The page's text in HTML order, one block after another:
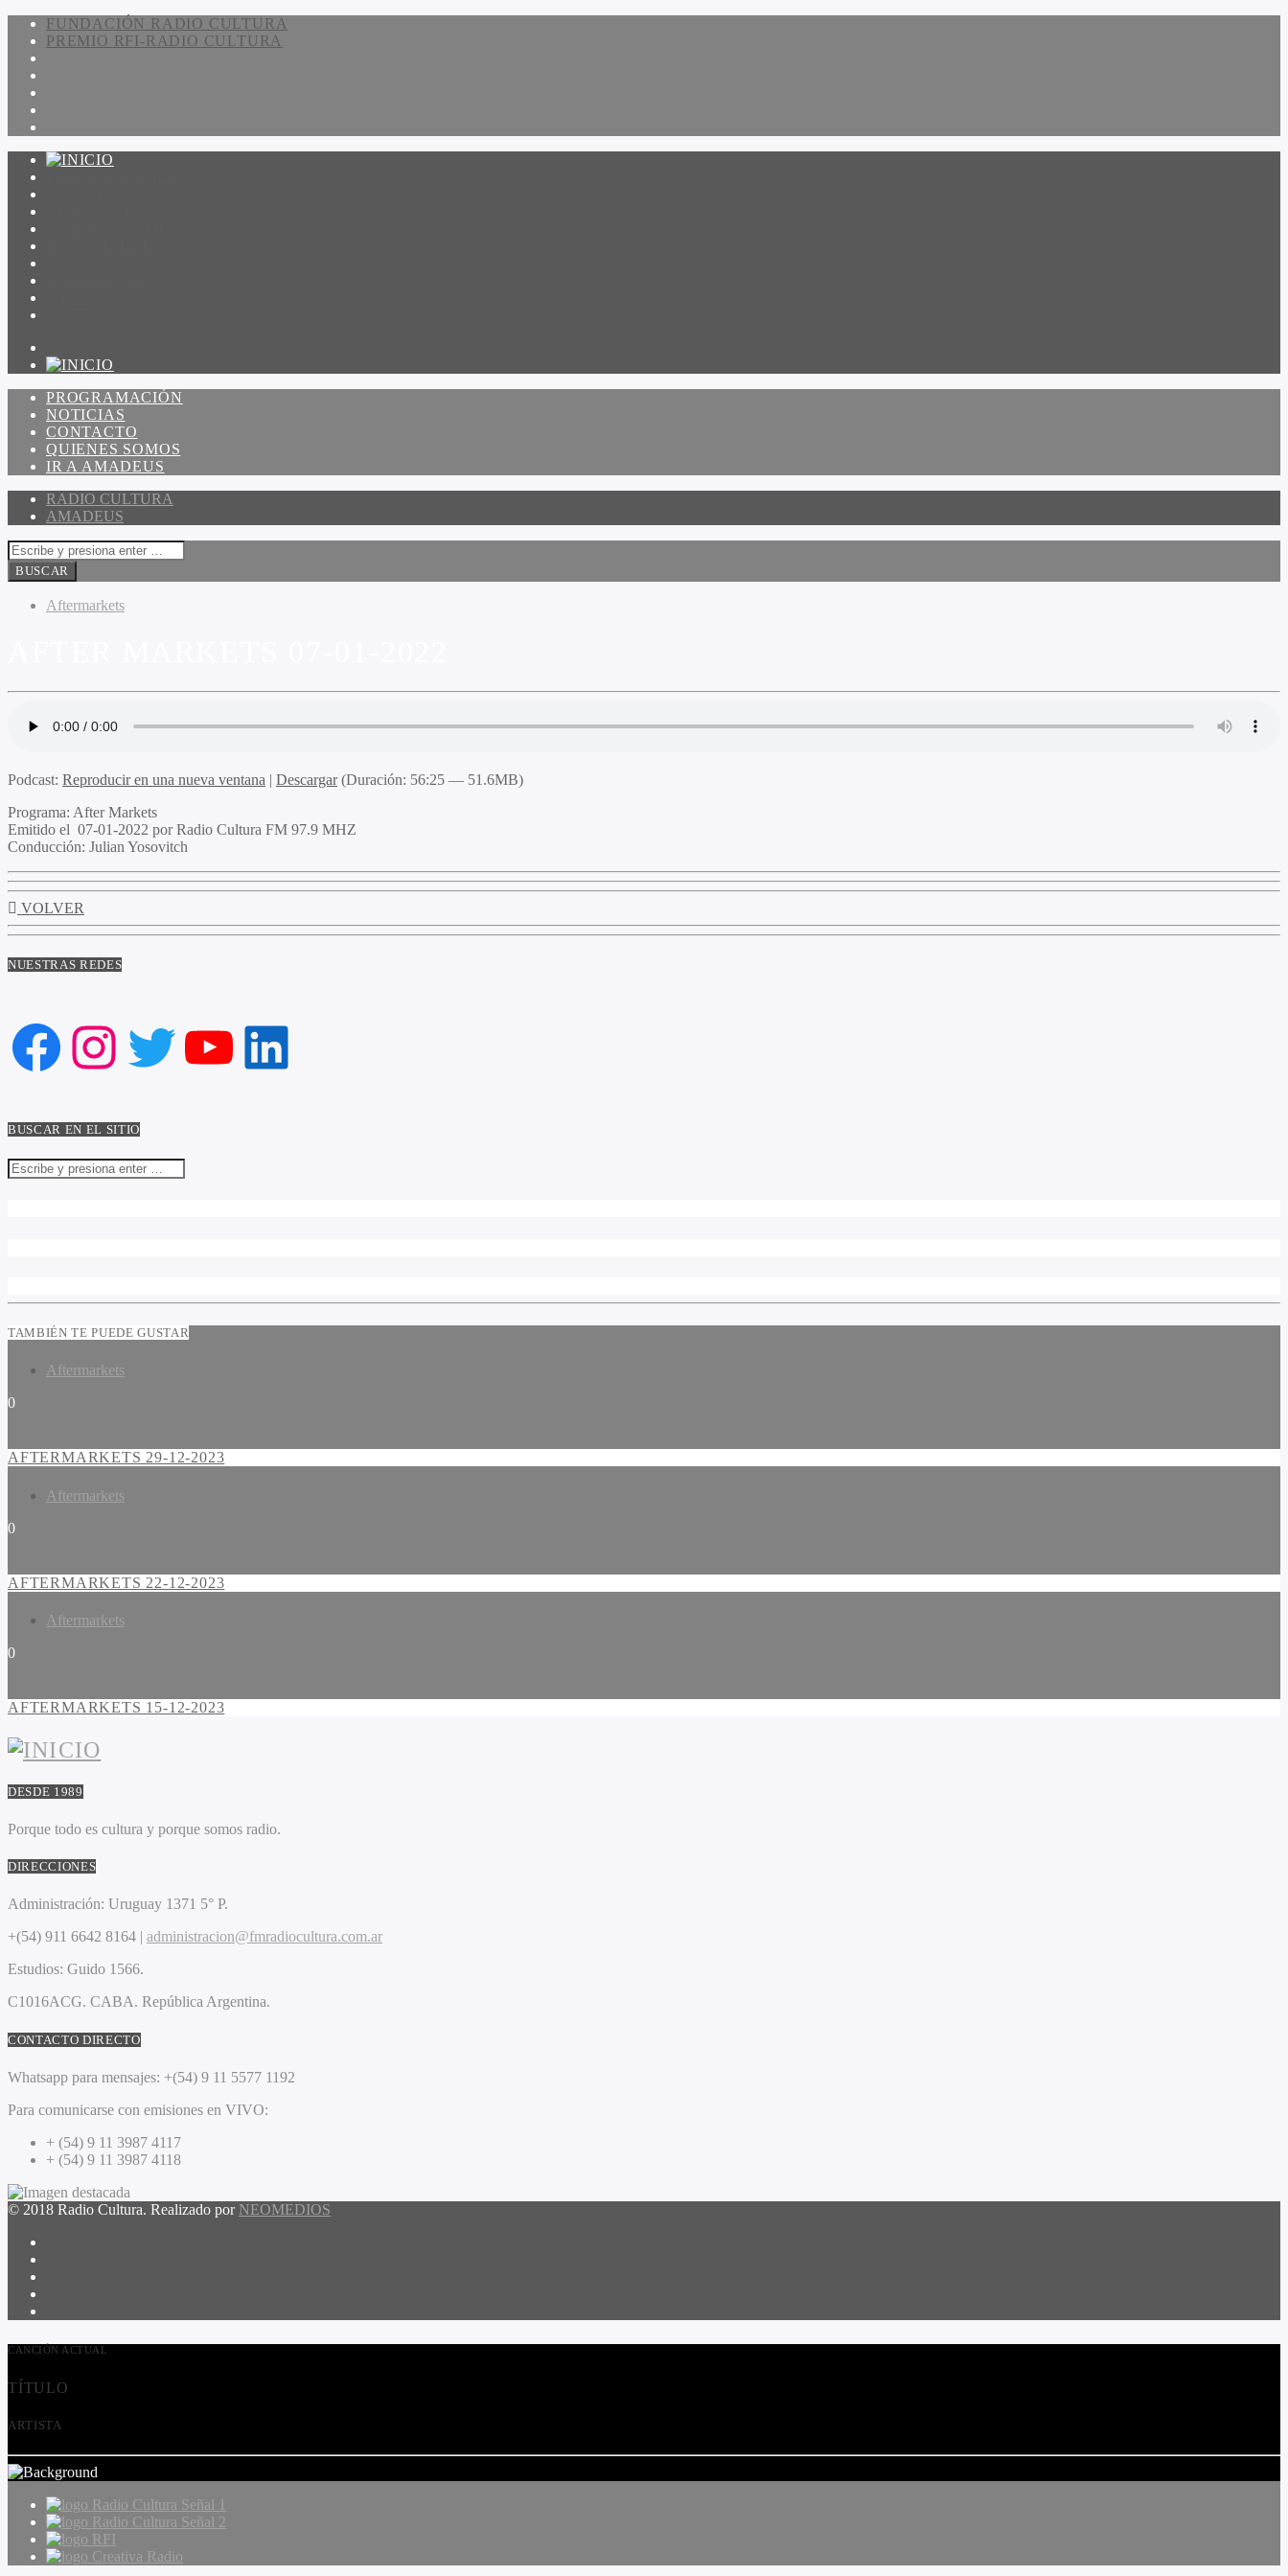
FUNDACIÓN RADIO CULTURA
PREMIO RFI-RADIO CULTURA
PROGRAMACIÓN
NOTICIAS
CONTACTO
QUIENES SOMOS
IR A AMADEUS
RADIO CULTURA
AMADEUS
Aftermarkets
Podcast: Reproducir en una nueva ventana | Descargar(Duración: 56:25 — 51.6MB)
Programa: After Markets
Emitido el 07-01-2022 por Radio Cultura FM 97.9 MHZ
Conducción: Julian Yosovitch
VOLVER
NUESTRAS REDES
Facebook
Instagram
Twitter
YouTube
LinkedIn
BUSCAR EN EL SITIO
TAMBIÉN TE PUEDE GUSTAR
Aftermarkets
0
AFTERMARKETS 29-12-2023
Aftermarkets
0
AFTERMARKETS 22-12-2023
Aftermarkets
0
AFTERMARKETS 15-12-2023
DESDE 1989
Porque todo es cultura y porque somos radio.
DIRECCIONES
Administración: Uruguay 1371 5° P.
+(54) 911 6642 8164 | administracion@fmradiocultura.com.ar
Estudios: Guido 1566.
C1016ACG. CABA. República Argentina.
CONTACTO DIRECTO
Whatsapp para mensajes: +(54) 9 11 5577 1192
Para comunicarse con emisiones en VIVO:
+ (54) 9 11 3987 4117
+ (54) 9 11 3987 4118
© 2018 Radio Cultura. Realizado por NEOMEDIOS
CANCIÓN ACTUAL
TÍTULO
ARTISTA
Radio Cultura Señal 1
Radio Cultura Señal 2
RFI
Creativa Radio